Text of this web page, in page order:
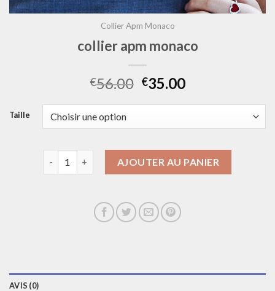
Collier Apm Monaco
collier apm monaco
€56.00 €35.00
Taille
AJOUTER AU PANIER
AVIS (0)